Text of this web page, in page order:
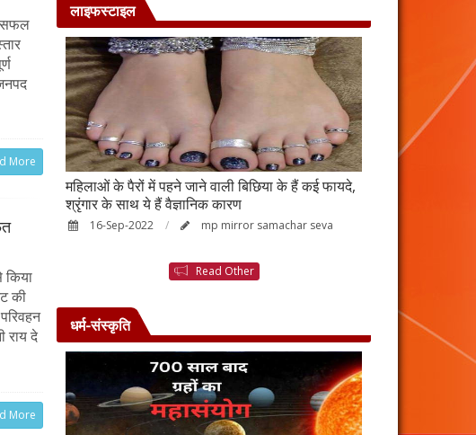
सफल
More
किया
की
राय दे
More
लाइफस्टाइल
महिलाओं के पैरों में पहने जाने वाली बिछिया के हैं कई फायदे,
श्रृंगार के साथ ये हैं वैज्ञानिक कारण
16-Sep-2022 mp mirror samachar seva
Read Other
धर्म-संस्कृति